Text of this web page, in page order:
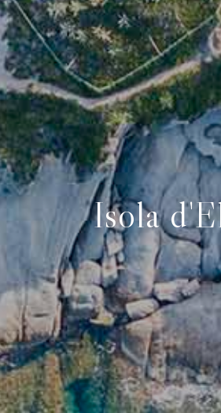
Isola